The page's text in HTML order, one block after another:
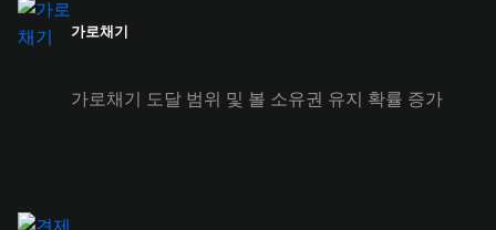
가로채기
가로채기 도달 범위 및 볼 소유권 유지 확률 증가